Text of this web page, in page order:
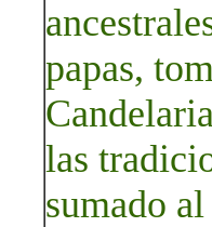
papas,
las
sumado